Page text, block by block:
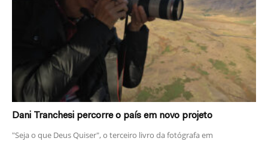
Dani Tranchesi percorre o país em novo projeto
"Seja o que Deus Quiser", o terceiro livro da fotógrafa em